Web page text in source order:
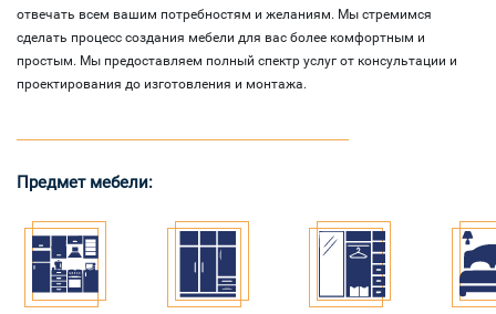
отвечать всем вашим потребностям и желаниям. Мы стремимся
сделать процесс создания мебели для вас более комфортным и
простым. Мы предоставляем полный спектр услуг от консультации и
проектирования до изготовления и монтажа.
Предмет мебели: